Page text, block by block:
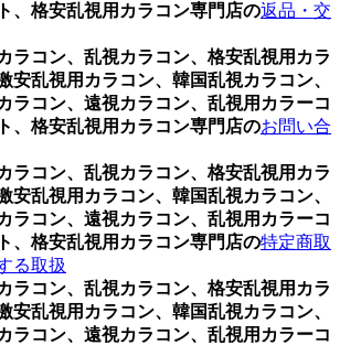
、格安乱視用カラコン専門店の返品・交
ラコン、乱視カラコン、格安乱視用カラ
安乱視用カラコン、韓国乱視カラコン、
ラコン、遠視カラコン、乱視用カラーコ
、格安乱視用カラコン専門店のお問い合
ラコン、乱視カラコン、格安乱視用カラ
安乱視用カラコン、韓国乱視カラコン、
ラコン、遠視カラコン、乱視用カラーコ
、格安乱視用カラコン専門店の特定商取
る取扱
ラコン、乱視カラコン、格安乱視用カラ
安乱視用カラコン、韓国乱視カラコン、
ラコン、遠視カラコン、乱視用カラーコ